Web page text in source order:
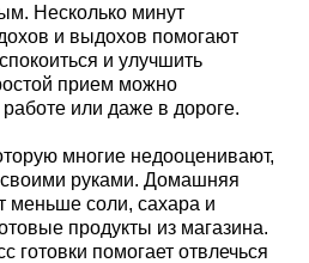
Несколько минут
и выдохов помогают
и улучшить
прием можно
или даже в дороге.
многие недооценивают,
руками. Домашняя
меньше соли, сахара и
продукты из магазина.
готовки помогает отвлечься